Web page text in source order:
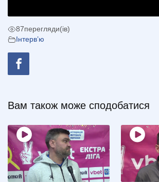
87перегляди(ів)
Інтерв’ю
Вам також може сподобатися